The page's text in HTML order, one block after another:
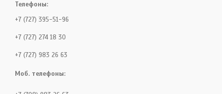
Телефоны:
+7 (727) 395-51-96
+7 (727) 274 18 30
+7 (727) 983 26 63
Моб. телефоны: